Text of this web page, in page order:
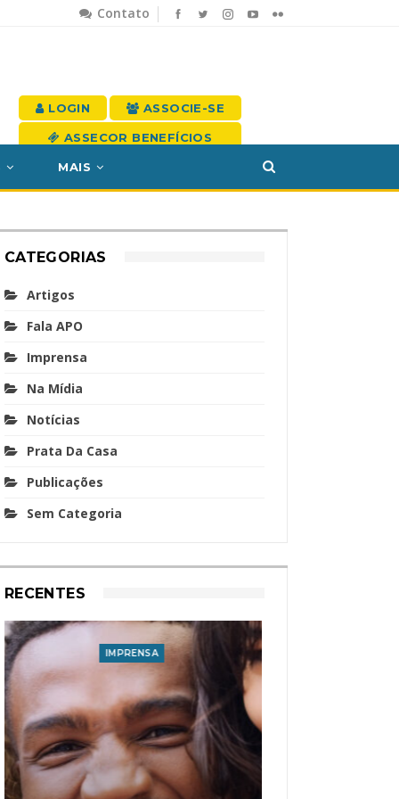
Contato
LOGIN ASSOCIE-SE
ASSECOR BENEFÍCIOS
MAIS
CATEGORIAS
Artigos
Fala APO
Imprensa
Na Mídia
Notícias
Prata Da Casa
Publicações
Sem Categoria
RECENTES
IMPRENSA